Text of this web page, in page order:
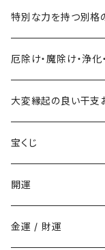
バレンタインジャンボ宝
給料を増やしたい
お金持ちと出会いたい
恋愛・縁結びで御利
お金持ち恋愛したい
お金持ちと結婚したい(
対人で御利益ある組
学校でいじめられたくな
職場でいじめられたくない
出世して仕事も充実
特別な力を持つ別格
ネックレス
ストラップ
厄除け・魔除け・浄
大変縁起の良い干支
子年
丑年
寅年
宝くじ
開運
金運 / 財運